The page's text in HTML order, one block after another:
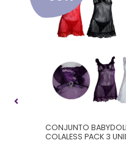
CONJUNTO
COLALESS PACK 3